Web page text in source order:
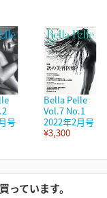
号
Bella Pelle
Vol.7 No.1
2022年2月号
¥3,300
っています。